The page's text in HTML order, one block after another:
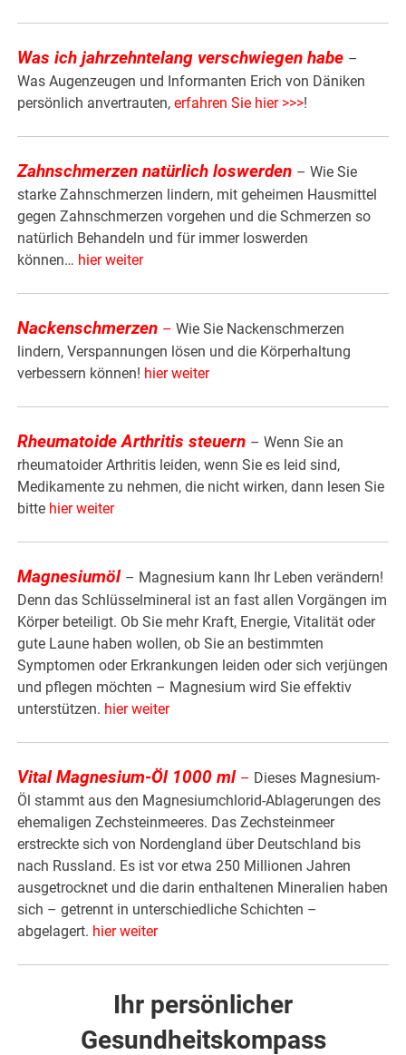
Was ich jahrzehntelang verschwiegen habe –
Was Augenzeugen und Informanten Erich von Däniken
persönlich anvertrauten,erfahren Sie hier >>>!
Zahnschmerzen natürlich loswerden – Wie Sie
starke Zahnschmerzen lindern, mit geheimen Hausmittel
gegen Zahnschmerzen vorgehen und die Schmerzen so
natürlich Behandeln und für immer loswerden
können… hier weiter
Nackenschmerzen – Wie Sie Nackenschmerzen
lindern, Verspannungen lösen und die Körperhaltung
verbessern können! hier weiter
Rheumatoide Arthritis steuern – Wenn Sie an
rheumatoider Arthritis leiden, wenn Sie es leid sind,
Medikamente zu nehmen, die nicht wirken, dann lesen Sie
bitte hier weiter
Magnesiumöl – Magnesium kann Ihr Leben verändern!
Denn das Schlüsselmineral ist an fast allen Vorgängen im
Körper beteiligt. Ob Sie mehr Kraft, Energie, Vitalität oder
gute Laune haben wollen, ob Sie an bestimmten
Symptomen oder Erkrankungen leiden oder sich verjüngen
und pflegen möchten – Magnesium wird Sie effektiv
unterstützen. hier weiter
Vital Magnesium-Öl 1000 ml – Dieses Magnesium-
Öl stammt aus den Magnesiumchlorid-Ablagerungen des
ehemaligen Zechsteinmeeres. Das Zechsteinmeer
erstreckte sich von Nordengland über Deutschland bis
nach Russland. Es ist vor etwa 250 Millionen Jahren
ausgetrocknet und die darin enthaltenen Mineralien haben
sich – getrennt in unterschiedliche Schichten –
abgelagert. hier weiter
Ihr persönlicher
Gesundheitskompass